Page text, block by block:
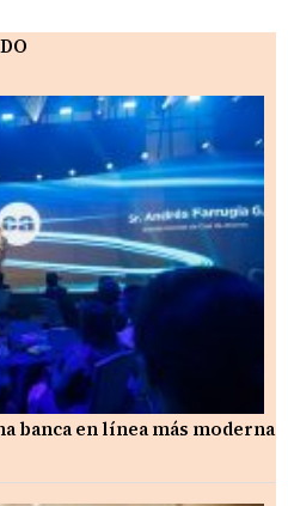
banca en línea más moderna